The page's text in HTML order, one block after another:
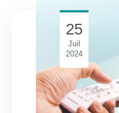
25
Juil
2024